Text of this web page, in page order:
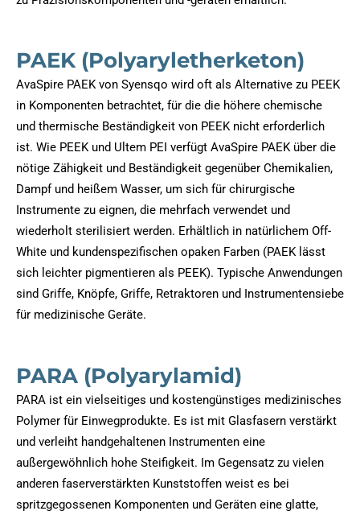
PAEK (Polyaryletherketon)
AvaSpire PAEK von Syensqo wird oft als Alternative zu PEEK
in Komponenten betrachtet, für die die höhere chemische
und thermische Beständigkeit von PEEK nicht erforderlich
ist. Wie PEEK und Ultem PEI verfügt AvaSpire PAEK über die
nötige Zähigkeit und Beständigkeit gegenüber Chemikalien,
Dampf und heißem Wasser, um sich für chirurgische
Instrumente zu eignen, die mehrfach verwendet und
wiederholt sterilisiert werden. Erhältlich in natürlichem Off-
White und kundenspezifischen opaken Farben (PAEK lässt
sich leichter pigmentieren als PEEK). Typische Anwendungen
sind Griffe, Knöpfe, Griffe, Retraktoren und Instrumentensiebe
für medizinische Geräte.
PARA (Polyarylamid)
PARA ist ein vielseitiges und kostengünstiges medizinisches
Polymer für Einwegprodukte. Es ist mit Glasfasern verstärkt
und verleiht handgehaltenen Instrumenten eine
außergewöhnlich hohe Steifigkeit. Im Gegensatz zu vielen
anderen faserverstärkten Kunststoffen weist es bei
spritzgegossenen Komponenten und Geräten eine glatte,